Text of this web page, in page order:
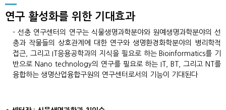
연구 활성화를 위한 기대효과
- 선충 연구센터의 연구는 식물생명과학분야와 원예생명과학분야의 선
충과 작물들의 상호관계에 대한 연구와 생명환경화학분야의 병리학적
접근, 그리고 IT응용공학과의 지식을 필요로 하는 Bioinformatics를 기
반으로 Nano technology의 연구를 필요로 하는 IT, BT, 그리고 NT를
융합하는 생명산업융합구원의 연구센터로서의 기능이 기대된다